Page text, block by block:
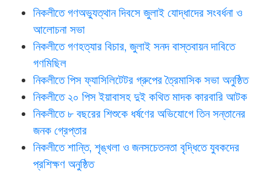
নিকলীতে গণঅভ্যুত্থান দিবসে জুলাই যোদ্ধাদের সংবর্ধনা ও
আলোচনা সভা
নিকলীতে গণহত্যার বিচার, জুলাই সনদ বাস্তবায়ন দাবিতে
গণমিছিল
নিকলীতে পিস ফ্যাসিলিটেটর গ্রুপের ত্রৈমাসিক সভা অনুষ্ঠিত
নিকলীতে ২০ পিস ইয়াবাসহ দুই কথিত মাদক কারবারি আটক
নিকলীতে ৮ বছরের শিশুকে ধর্ষণের অভিযোগে তিন সন্তানের
জনক গ্রেপ্তার
নিকলীতে শান্তি, শৃঙ্খলা ও জনসচেতনতা বৃদ্ধিতে যুবকদের
প্রশিক্ষণ অনুষ্ঠিত